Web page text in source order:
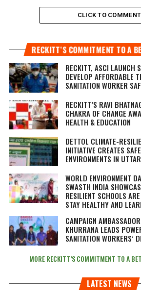
CLICK TO COMMENT
RECKITT’S COMMITMENT TO A
RECKITT, ASCI LAUNCH
DEVELOP AFFORDABLE
SANITATION WORKER
RECKITT’S RAVI
CHAKRA OF CHANGE
HEALTH & EDUCATION
DETTOL CLIMATE-
INITIATIVE CREATES
ENVIRONMENTS IN
WORLD ENVIRONMENT
SWASTH INDIA
RESILIENT SCHOOLS
STAY HEALTHY AND
CAMPAIGN
KHURRANA LEADS
SANITATION WORKERS’
MORE RECKITT’S COMMITMENT TO A
LATEST NEWS